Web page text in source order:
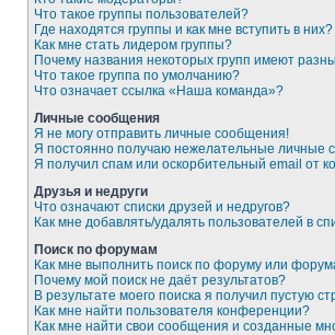
Что такое группы пользователей?
Где находятся группы и как мне вступить в них?
Как мне стать лидером группы?
Почему названия некоторых групп имеют
Что такое группа по умолчанию?
Что означает ссылка «Наша команда»?
Личные сообщения
Я не могу отправить личные сообщения!
Я постоянно получаю нежелательные личные
Я получил спам или оскорбительный email от
Друзья и недруги
Что означают списки друзей и недругов?
Как мне добавлять/удалять пользователей в
Поиск по форумам
Как мне выполнить поиск по форуму или
Почему мой поиск не даёт результатов?
В результате моего поиска я получил пустую
Как мне найти пользователя конференции?
Как мне найти свои сообщения и созданные